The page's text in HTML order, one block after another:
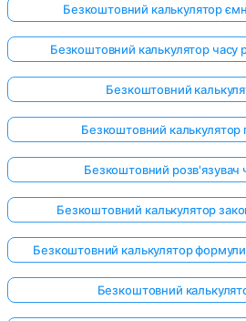
Безкоштовний калькулятор
Безкоштовний калькулятор часу
Безкоштовний
Безкоштовний калькулятор
Безкоштовний розв'язувач
Безкоштовний калькулятор
Безкоштовний калькулятор
Безкоштовний